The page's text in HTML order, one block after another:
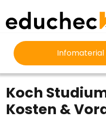
EDUCHECK STUDIUM
Koch
Kosten &